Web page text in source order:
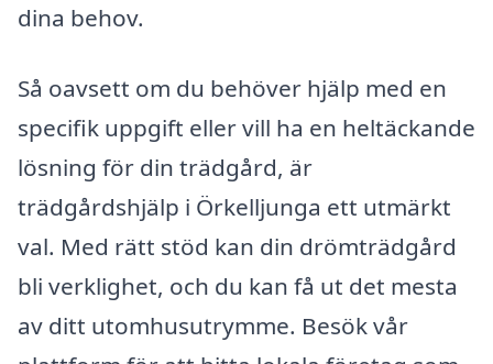
dina behov.
Så oavsett om du behöver hjälp med en
specifik uppgift eller vill ha en heltäckande
lösning för din trädgård, är
trädgårdshjälp i Örkelljunga ett utmärkt
val. Med rätt stöd kan din drömträdgård
bli verklighet, och du kan få ut det mesta
av ditt utomhusutrymme. Besök vår